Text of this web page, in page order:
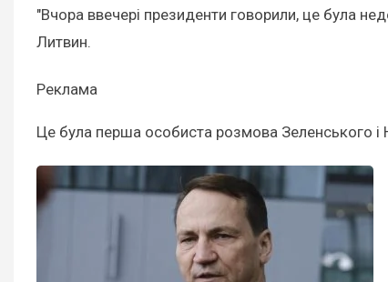
"Вчора ввечері президенти говорили, це була
Литвин.
Реклама
Це була перша особиста розмова Зеленського і